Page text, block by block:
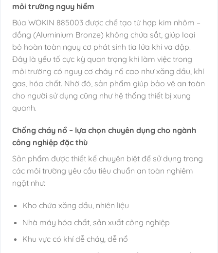
môi trường nguy hiểm
Búa WOKIN 885003 được chế tạo từ hợp kim nhôm –
đồng (Aluminium Bronze) không chứa sắt, giúp loại
bỏ hoàn toàn nguy cơ phát sinh tia lửa khi va đập.
Đây là yếu tố cực kỳ quan trọng khi làm việc trong
môi trường có nguy cơ cháy nổ cao như xăng dầu, khí
gas, hóa chất. Nhờ đó, sản phẩm giúp bảo vệ an toàn
cho người sử dụng cũng như hệ thống thiết bị xung
quanh.
Chống cháy nổ – lựa chọn chuyên dụng cho ngành
công nghiệp đặc thù
Sản phẩm được thiết kế chuyên biệt để sử dụng trong
các môi trường yêu cầu tiêu chuẩn an toàn nghiêm
ngặt như:
Kho chứa xăng dầu, nhiên liệu
Nhà máy hóa chất, sản xuất công nghiệp
Khu vực có khí dễ cháy, dễ nổ